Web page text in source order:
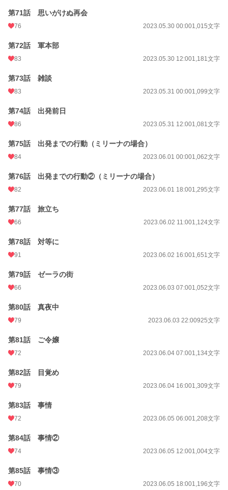
第71話 思いがけぬ再会
76 2023.05.30 00:001,015文字
第72話 軍本部
83 2023.05.30 12:001,181文字
第73話 雑談
83 2023.05.31 00:001,099文字
第74話 出発前日
86 2023.05.31 12:001,081文字
第75話 出発までの行動（ミリーナの場合）
84 2023.06.01 00:001,062文字
第76話 出発までの行動②（ミリーナの場合）
82 2023.06.01 18:001,295文字
第77話 旅立ち
66 2023.06.02 11:001,124文字
第78話 対等に
91 2023.06.02 16:001,651文字
第79話 ゼーラの街
66 2023.06.03 07:001,052文字
第80話 真夜中
79 2023.06.03 22:00925文字
第81話 ご令嬢
72 2023.06.04 07:001,134文字
第82話 目覚め
79 2023.06.04 16:001,309文字
第83話 事情
72 2023.06.05 06:001,208文字
第84話 事情②
74 2023.06.05 12:001,004文字
第85話 事情③
70 2023.06.05 18:001,196文字